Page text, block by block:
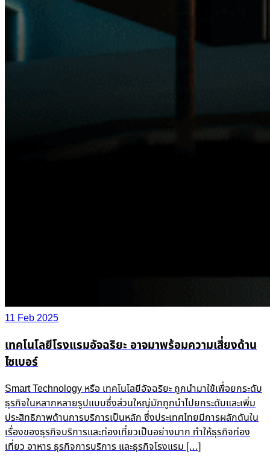
11 Feb 2025
เทคโนโลยีโรงแรมอัจฉริยะ อาจมาพร้อมความเสี่ยงด้าน
ไซเบอร์
Smart Technology หรือ เทคโนโลยีอัจฉริยะ ถูกนำมาใช้เพื่อยกระดับ
ธุรกิจในหลากหลายรูปแบบซึ่งส่วนใหญ่มักถูกนำไปยกระดับและเพิ่ม
ประสิทธิภาพด้านการบริการเป็นหลัก ซึ่งประเทศไทยมีการผลักดันใน
เรื่องของธุรกิจบริการและท่องเที่ยวเป็นอย่างมาก ทำให้ธุรกิจท่อง
เที่ยว อาหาร ธุรกิจการบริการ และธุรกิจโรงแรม […]